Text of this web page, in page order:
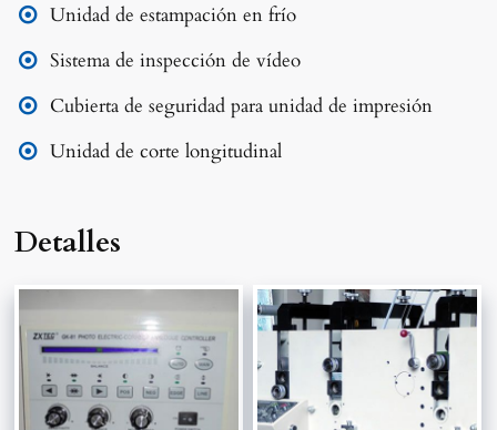
Unidad de estampación en frío
Sistema de inspección de vídeo
Cubierta de seguridad para unidad de impresión
Unidad de corte longitudinal
Detalles